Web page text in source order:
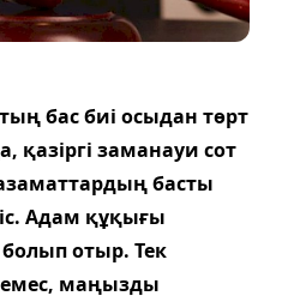
бас биі осыдан төрт
қазіргі заманауи сот
басты
Адам құқығы
отыр. Тек
маңызды